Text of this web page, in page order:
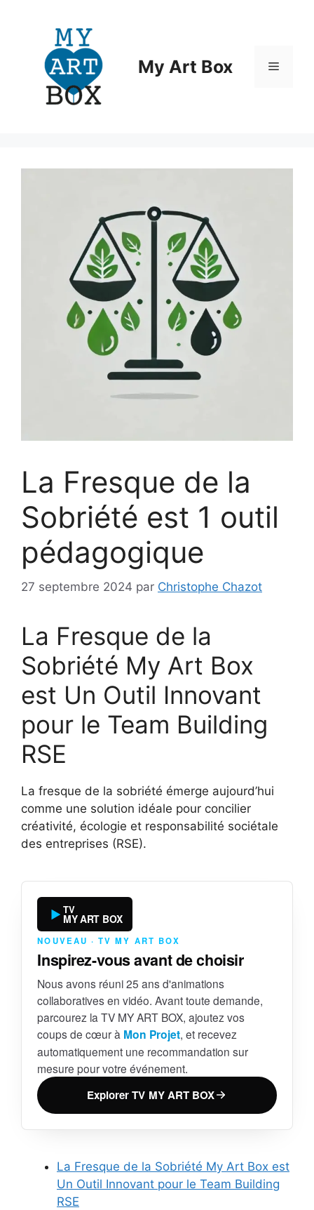
My Art Box Menu
La Fresque de la
Sobriété est 1 outil
pédagogique
27 septembre 2024 par Christophe Chazot
La Fresque de la
Sobriété My Art Box
est Un Outil Innovant
pour le Team Building
RSE
La fresque de la sobriété émerge aujourd’hui
comme une solution idéale pour concilier
créativité, écologie et responsabilité sociétale
des entreprises (RSE).
TV
MY ART BOX
NOUVEAU · TV MY ART BOX
Inspirez-vous avant de choisir
Nous avons réuni 25 ans d'animations
collaboratives en vidéo. Avant toute demande,
parcourez la TV MY ART BOX, ajoutez vos
coups de cœur à Mon Projet, et recevez
automatiquement une recommandation sur
mesure pour votre événement.
Explorer TV MY ART BOX
La Fresque de la Sobriété My Art Box est
Un Outil Innovant pour le Team Building
RSE